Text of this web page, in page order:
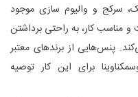
سرکج و والیوم سازی موجود
مناسب کار، به راحتی برداشتن
پنس‌هایی از برندهای معتبر
برای این کار توصیه